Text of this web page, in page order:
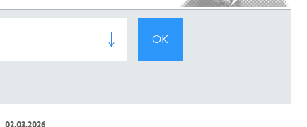
COV-2 /
L'INSTITUT
PASTEUR